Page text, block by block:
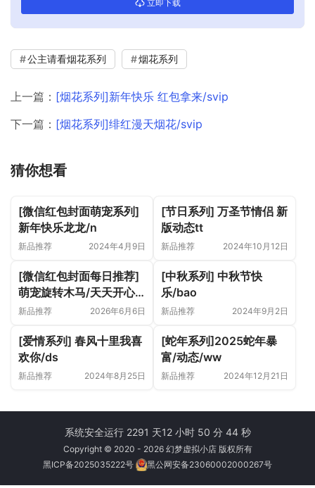
立即下载
公主请看烟花系列 烟花系列
上一篇： [烟花系列]新年快乐 红包拿来/svip
下一篇： [烟花系列]绯红漫天烟花/svip
猜你想看
[微信红包封面萌宠系列]
新年快乐龙龙/n
新品推荐 2024年4月9日
[节日系列] 万圣节情侣 新
版动态tt
新品推荐 2024年10月12日
[微信红包封面每日推荐]
萌宠旋转木马/天天开心/
静态
新品推荐 2026年6月6日
[中秋系列] 中秋节快
乐/bao
新品推荐 2024年9月2日
[爱情系列] 春风十里我喜
欢你/ds
新品推荐 2024年8月25日
[蛇年系列]2025蛇年暴
富/动态/ww
新品推荐 2024年12月21日
系统安全运行 2291 天12 小时 50 分 44 秒
Copyright © 2020 - 2026 幻梦虚拟小店 版权所有
黑ICP备2025035222号
黑公网安备23060002000267号